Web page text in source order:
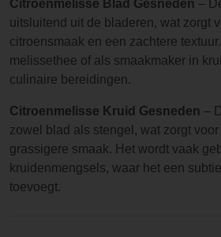
Citroenmelisse Blad Gesneden –
uitsluitend uit de bladeren, wat zorgt
citroensmaak en een zachtere
melissethee of als smaakmaker in
culinaire bereidingen.
Citroenmelisse Kruid Gesneden –
zowel blad als stengel, wat zorgt
grassigere smaak. Het wordt vaak
kruidenmengsels, waar het een
toevoegt.